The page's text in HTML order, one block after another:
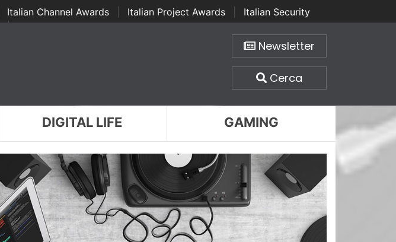
Italian Channel Awards Italian Project Awards
Italian Security
| ...
Newsletter
Cerca
DIGITAL LIFE GAMING